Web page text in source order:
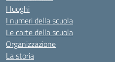
I luoghi
I numeri della scuola
Le carte della scuola
Organizzazione
La storia